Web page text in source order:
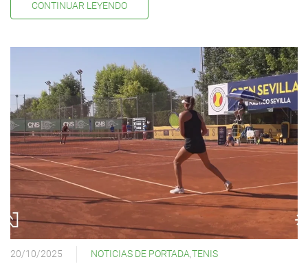
CONTINUAR LEYENDO
20/10/2025 NOTICIAS DE PORTADA TENIS